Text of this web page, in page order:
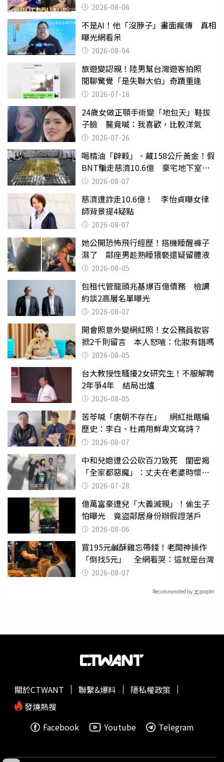
2026-08-06
不是AI！他「沒脖子」畫面瘋傳 真相
曝光網看呆
2026-08-04
旅遊變認親！陸男幫台灣遊客拍照
閒聊驚覺「是失聯大伯」奇蹟重逢
2026-07-18
24歲女做正顎手術變「地包天」鞋拔
子臉 醫竟喊：我喜歡，比較洋氣
2026-07-26
喝精油「辟穀」、藏158公斤黃金！假
BNT騙走慈濟10.6億 豪宅地下室竟
挖出乾鮑金庫
2026-08-07
慈濟遭詐走10.6億！ 李怡貞曝女律
師背景提4疑點
2026-08-07
她公開恐怖飛行經歷！搭機睡醒褲子
濕了 鄰座男趁熟睡猥褻還疑留體液
2026-08-05
包租代管龍頭兆基爆百億債務 檢調
約談2高層名單曝光
2026-08-07
開會照意外變網紅照！女公務員妝容
掀2千則留言 本人怒嗆：化妝有錯嗎
2026-08-05
台大教授性騷擾2女研究生！不服解聘
2年爭4年 結局出爐
2026-08-05
苦苓喊「唐朝不存在」 網紅批瞎編
歷史：李白、杜甫用鮮卑文寫詩？
2026-08-07
中和兒媳遭公公砍百刀致死 閨密揭
「全家都惡魔」：丈夫在老婆時懷孕
摔東西
2026-07-28
億萬富豪遭兒「大義滅親」！偷生子
怕曝光 竟盜鄰居身份辦假證落戶
2026-08-06
買195元鹹酥雞忘帶錢！老闆神操作
「倒找5元」 全網看哭：這就是台灣
2026-08-07
Recommended by
關於CTWANT 聯繫&爆料
隱私權政策
發燒熱搜
Facebook
Youtube Telegram